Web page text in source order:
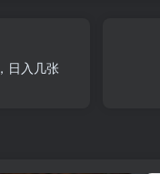
日入几张